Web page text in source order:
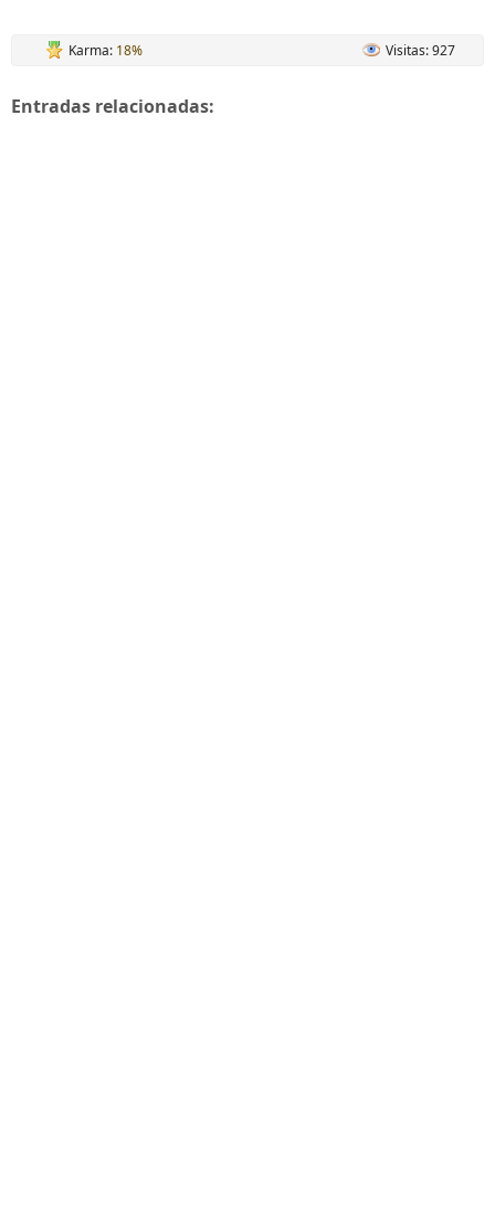
Karma: 18% Visitas: 927
Entradas relacionadas: